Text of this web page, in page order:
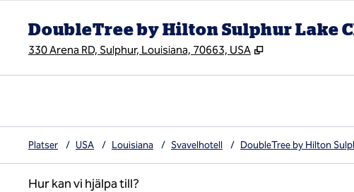
DoubleTree by Hilton Sulphur Lake
330 Arena RD, Sulphur, Louisiana, 70663, USA ,
Platser / USA / Louisiana / Svavelhotell / DoubleTree by Hilton
Hur kan vi hjälpa till?